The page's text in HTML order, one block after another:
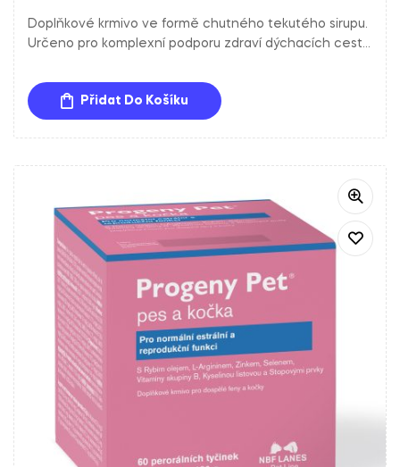
z 5
Doplňkové krmivo ve formě chutného tekutého sirupu.
Určeno pro komplexní podporu zdraví dýchacích cest
Přidat Do Košíku